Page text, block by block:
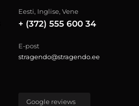
Eesti, Inglise, Vene
+ (372) 555 600 34
E-post
stragendo@stragendo.ee
Google reviews